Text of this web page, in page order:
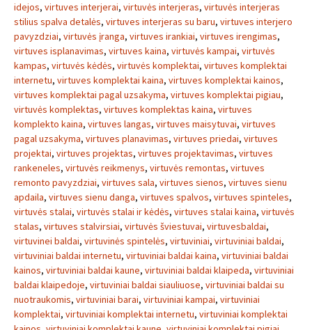
idejos, virtuves interjerai, virtuvės interjeras, virtuvės interjeras
stilius spalva detalės, virtuves interjeras su baru, virtuves interjero
pavyzdziai, virtuvės įranga, virtuves irankiai, virtuves irengimas,
virtuves isplanavimas, virtuves kaina, virtuvės kampai, virtuvės
kampas, virtuvės kėdės, virtuvės komplektai, virtuves komplektai
internetu, virtuves komplektai kaina, virtuves komplektai kainos,
virtuves komplektai pagal uzsakyma, virtuves komplektai pigiau,
virtuvės komplektas, virtuves komplektas kaina, virtuves
komplekto kaina, virtuves langas, virtuves maisytuvai, virtuves
pagal uzsakyma, virtuves planavimas, virtuves priedai, virtuves
projektai, virtuves projektas, virtuves projektavimas, virtuves
rankeneles, virtuvės reikmenys, virtuvės remontas, virtuves
remonto pavyzdziai, virtuves sala, virtuves sienos, virtuves sienu
apdaila, virtuves sienu danga, virtuves spalvos, virtuves spinteles,
virtuvės stalai, virtuvės stalai ir kėdės, virtuves stalai kaina, virtuvės
stalas, virtuves stalvirsiai, virtuvės šviestuvai, virtuvesbaldai,
virtuvinei baldai, virtuvinės spintelės, virtuviniai, virtuviniai baldai,
virtuviniai baldai internetu, virtuviniai baldai kaina, virtuviniai baldai
kainos, virtuviniai baldai kaune, virtuviniai baldai klaipeda, virtuviniai
baldai klaipedoje, virtuviniai baldai siauliuose, virtuviniai baldai su
nuotraukomis, virtuviniai barai, virtuviniai kampai, virtuviniai
komplektai, virtuviniai komplektai internetu, virtuviniai komplektai